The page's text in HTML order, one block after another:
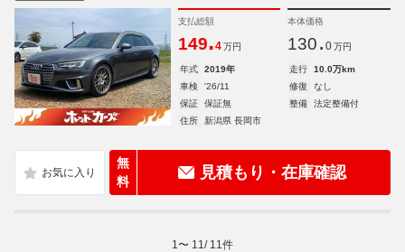
支払総額
149.4 万円
本体価格
130. 0 万円
年式 2019年 走行
10.0万km
車検
'26/11 修復
なし
保証
保証無 整備
法定整備付
住所
新潟県 長岡市
無
料
見積もり・在庫確認
1 〜 11 / 11 件